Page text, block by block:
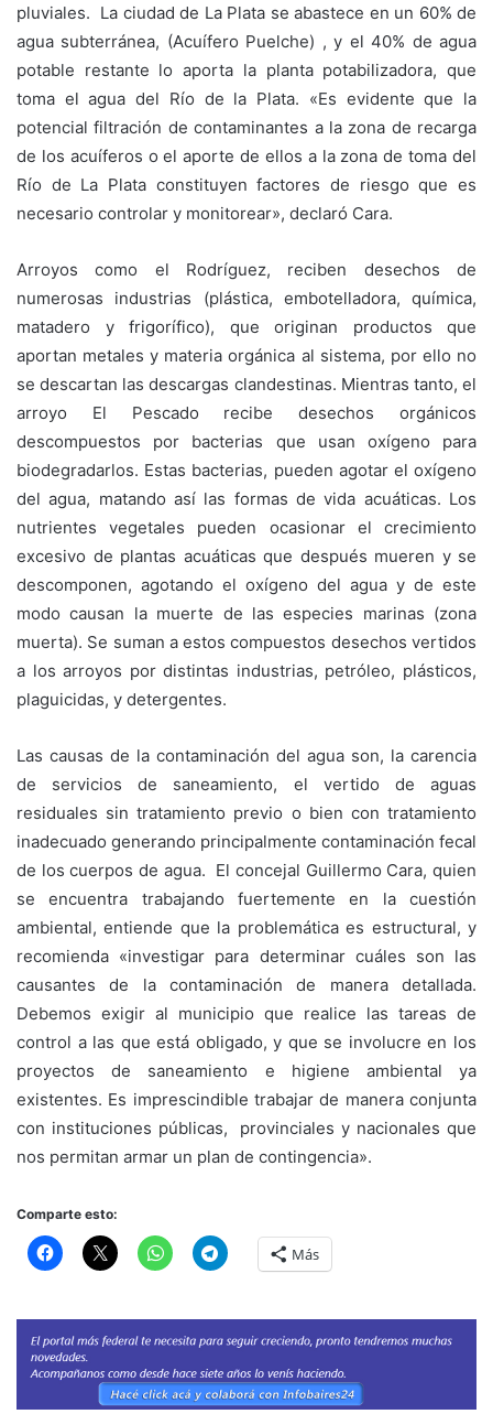
pluviales. La ciudad de La Plata se abastece en un 60% de
agua subterránea, (Acuífero Puelche) , y el 40% de agua
potable restante lo aporta la planta potabilizadora, que
toma el agua del Río de la Plata. «Es evidente que la
potencial filtración de contaminantes a la zona de recarga
de los acuíferos o el aporte de ellos a la zona de toma del
Río de La Plata constituyen factores de riesgo que es
necesario controlar y monitorear», declaró Cara.
Arroyos como el Rodríguez, reciben desechos de
numerosas industrias (plástica, embotelladora, química,
matadero y frigorífico), que originan productos que
aportan metales y materia orgánica al sistema, por ello no
se descartan las descargas clandestinas. Mientras tanto, el
arroyo El Pescado recibe desechos orgánicos
descompuestos por bacterias que usan oxígeno para
biodegradarlos. Estas bacterias, pueden agotar el oxígeno
del agua, matando así las formas de vida acuáticas. Los
nutrientes vegetales pueden ocasionar el crecimiento
excesivo de plantas acuáticas que después mueren y se
descomponen, agotando el oxígeno del agua y de este
modo causan la muerte de las especies marinas (zona
muerta). Se suman a estos compuestos desechos vertidos
a los arroyos por distintas industrias, petróleo, plásticos,
plaguicidas, y detergentes.
Las causas de la contaminación del agua son, la carencia
de servicios de saneamiento, el vertido de aguas
residuales sin tratamiento previo o bien con tratamiento
inadecuado generando principalmente contaminación fecal
de los cuerpos de agua. El concejal Guillermo Cara, quien
se encuentra trabajando fuertemente en la cuestión
ambiental, entiende que la problemática es estructural, y
recomienda «investigar para determinar cuáles son las
causantes de la contaminación de manera detallada.
Debemos exigir al municipio que realice las tareas de
control a las que está obligado, y que se involucre en los
proyectos de saneamiento e higiene ambiental ya
existentes. Es imprescindible trabajar de manera conjunta
con instituciones públicas, provinciales y nacionales que
nos permitan armar un plan de contingencia».
Comparte esto:
Más